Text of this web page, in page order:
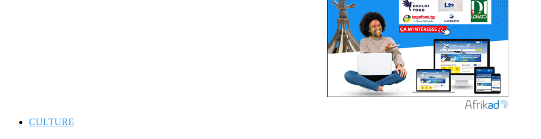
CULTURE